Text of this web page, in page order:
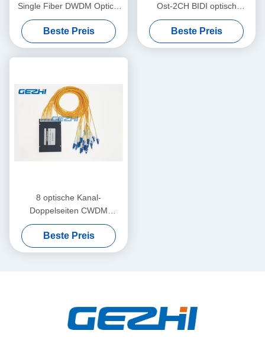
Single Fiber DWDM Optical
Add Drop Multiplexer OADM
Modul
Beste Preis
Ost-2CH BIDI optisch
addieren Tropfen-
Mehrfachkoppler
Beste Preis
8 optische Kanal-
Doppelseiten CWDM
addieren Tropfen-
Mehrfachkoppler
Beste Preis